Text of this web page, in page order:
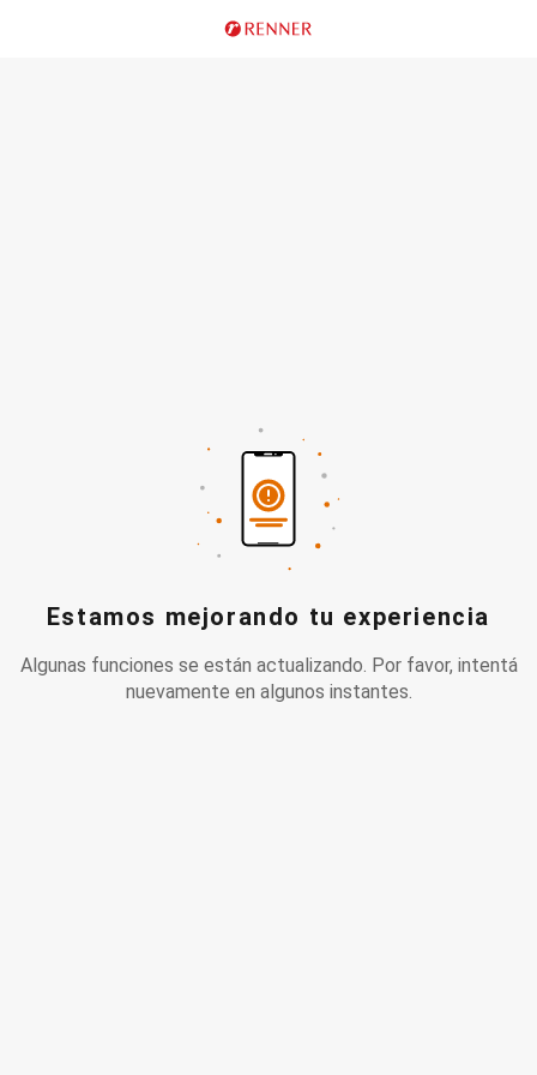
Estamos mejorando tu experiencia
Algunas funciones se están actualizando. Por favor, intentá
nuevamente en algunos instantes.